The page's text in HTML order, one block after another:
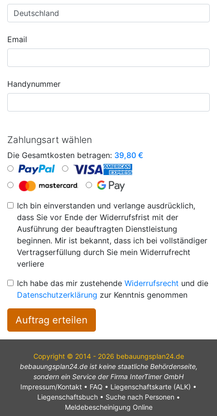
Email
Handynummer
Zahlungsart wählen
Die Gesamtkosten betragen: 39,80 €
Ich bin einverstanden und verlange ausdrücklich,
dass Sie vor Ende der Widerrufsfrist mit der
Ausführung der beauftragten Dienstleistung
beginnen. Mir ist bekannt, dass ich bei vollständiger
Vertragserfüllung durch Sie mein Widerrufrecht
verliere
Ich habe das mir zustehende Widerrufsrecht und die
Datenschutzerklärung zur Kenntnis genommen
Auftrag erteilen
Copyright © 2014 - 2026 bebauungsplan24.de
bebauungsplan24.de ist keine staatliche Behördenseite,
sondern ein Service der Firma InterTimer GmbH
Impressum/Kontakt • FAQ • Liegenschaftskarte (ALK) •
Liegenschaftsbuch• Suche nach Personen •
Meldebescheinigung Online